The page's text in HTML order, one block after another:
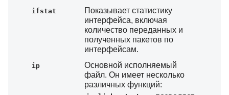
ifstat
Показывает статистику
интерфейса, включая
количество переданных и
полученных пакетов по
интерфейсам.
ip
Основной исполняемый
файл. Он имеет несколько
различных функций: